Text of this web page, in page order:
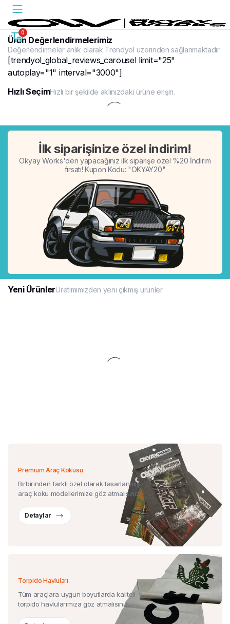
0
Ürün Değerlendirmelerimiz
Değerlendirmeler anlık olarak Trendyol üzerinden sağlanmaktadır.
[trendyol_global_reviews_carousel limit="25"
autoplay="1" interval="3000"]
Hızlı SeçimHızlı bir şekilde aklınızdaki ürüne erişin.
İlk siparişinize özel indirim!
Okyay Works'den yapacağınız ilk siparişe özel %20 İndirim
fırsatı! Kupon Kodu: "OKYAY20"
%20
Yeni ÜrünlerÜretimimizden yeni çıkmış ürünler.
Premium Araç Kokusu
Birbirinden farklı özel olarak tasarlanmış
araç koku modellerimize göz atmalısınız.
Detaylar
Torpido Havluları
Tüm araçlara uygun boyutlarda kaliteli
torpido havlularımıza göz atmalısınız.